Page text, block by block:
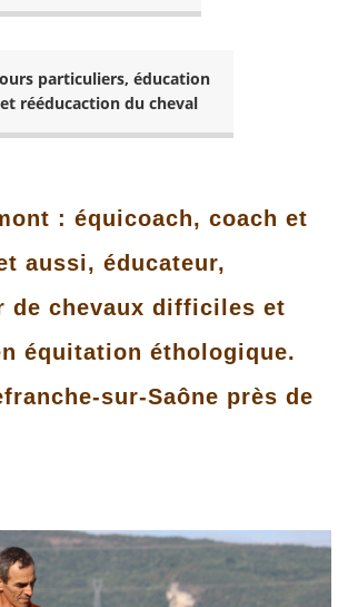
particuliers, éducation
et rééducaction du cheval
: équicoach, coach et
aussi, éducateur,
de chevaux difficiles et
équitation éthologique.
sur-Saône près de